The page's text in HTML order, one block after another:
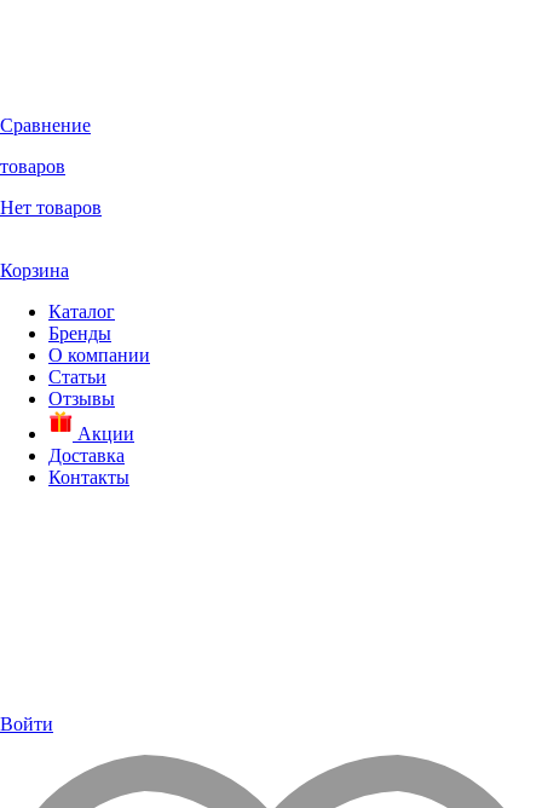
Сравнение
товаров
Нет товаров
Корзина
Каталог
Бренды
О компании
Статьи
Отзывы
Акции
Доставка
Контакты
Войти